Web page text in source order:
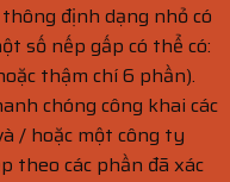
định dạng nhỏ có
số nếp gấp có thể có:
thậm chí 6 phần).
chóng công khai các
/ hoặc một công ty
theo các phần đã xác